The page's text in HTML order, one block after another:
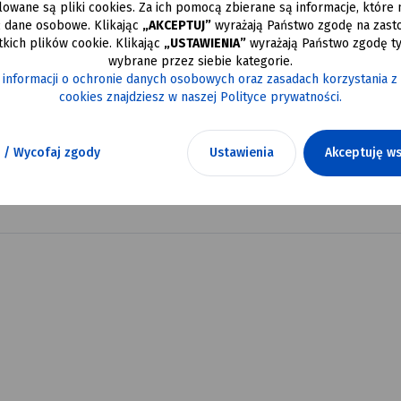
są pliki cookies. Za ich pomocą zbierane są informacje, które
dane osobowe. Klikając „AKCEPTUJ” wyrażają Państwo zgodę na
plików cookie. Klikając „USTAWIENIA”wyrażają Państwo zgodę
wybrane przez siebie kategorie.
informacji o ochronie danych osobowych oraz zasadach korzystania
cookies znajdziesz w naszej Polityce prywatności.
/ Wycofaj zgody Ustawienia Akceptuję